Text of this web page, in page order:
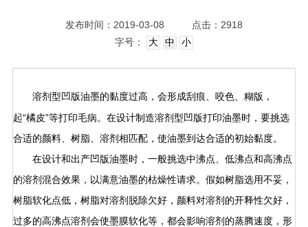
发布时间：2019-03-08
点击：2918
字号：
大 中 小
溶剂型 凹版油墨的黏度过高，会形成刮痕、咬色、糊版，
起“橘皮”等打印毛病。在设计制造溶剂型凹版打印油墨时，要挑选
合适的颜料、树脂、溶剂相匹配，使油墨到达合适的初始黏度。
在设计和出产凹版油墨时，一般挑选中沸点、低沸点和高沸点
的溶剂混合效果，以满意油墨的枯燥性请求。假如树脂选用不妥，
树脂软化点低，树脂对溶剂脱除欠好，颜料对溶剂的开释性欠好，
过多的高沸点溶剂会使墨膜软化等，都会影响溶剂的蒸腾速度，形